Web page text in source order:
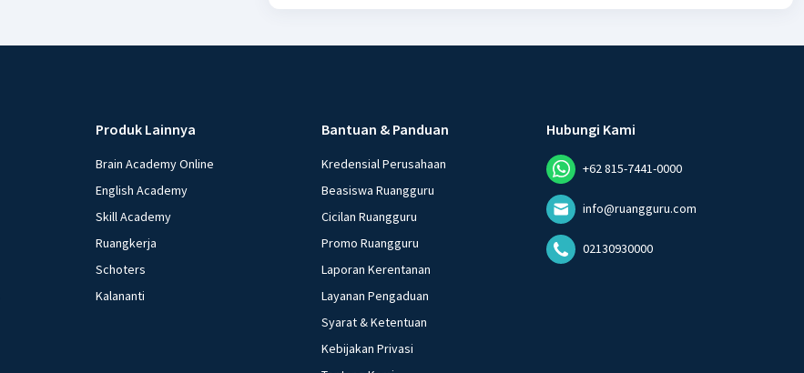
Produk Lainnya
Brain Academy Online
English Academy
Skill Academy
Ruangkerja
Schoters
Kalananti
Bantuan & Panduan
Kredensial Perusahaan
Beasiswa Ruangguru
Cicilan Ruangguru
Promo Ruangguru
Laporan Kerentanan
Layanan Pengaduan
Syarat & Ketentuan
Kebijakan Privasi
Hubungi Kami
+62 815-7441-0000
info@ruangguru.com
02130930000